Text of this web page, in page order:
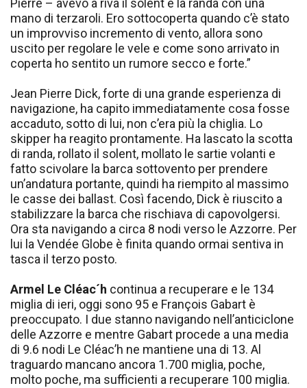
Pierre – avevo a riva il solent e la randa con una
mano di terzaroli. Ero sottocoperta quando c’è stato
un improvviso incremento di vento, allora sono
uscito per regolare le vele e come sono arrivato in
coperta ho sentito un rumore secco e forte.”
Jean Pierre Dick, forte di una grande esperienza di
navigazione, ha capito immediatamente cosa fosse
accaduto, sotto di lui, non c’era più la chiglia. Lo
skipper ha reagito prontamente. Ha lascato la scotta
di randa, rollato il solent, mollato le sartie volanti e
fatto scivolare la barca sottovento per prendere
un’andatura portante, quindi ha riempito al massimo
le casse dei ballast. Così facendo, Dick è riuscito a
stabilizzare la barca che rischiava di capovolgersi.
Ora sta navigando a circa 8 nodi verso le Azzorre. Per
lui la Vendée Globe è finita quando ormai sentiva in
tasca il terzo posto.
Armel Le Cléac´h continua a recuperare e le 134
miglia di ieri, oggi sono 95 e François Gabart è
preoccupato. I due stanno navigando nell’anticiclone
delle Azzorre e mentre Gabart procede a una media
di 9.6 nodi Le Cléac’h ne mantiene una di 13. Al
traguardo mancano ancora 1.700 miglia, poche,
molto poche, ma sufficienti a recuperare 100 miglia.